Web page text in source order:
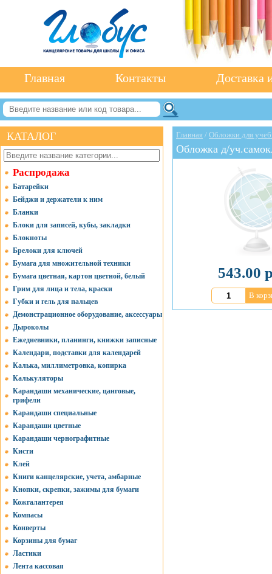
Главная Контакты Доставка
КАТАЛОГ
Распродажа
Батарейки
Бейджи и держатели к ним
Бланки
Блоки для записей, кубы, закладки
Блокноты
Брелоки для ключей
Бумага для множительной техники
Бумага цветная, картон цветной, белый
Грим для лица и тела, краски
Губки и гель для пальцев
Демонстрационное оборудование, аксессуары
Дыроколы
Ежедневники, планинги, книжки записные
Календари, подставки для календарей
Калька, миллиметровка, копирка
Калькуляторы
Карандаши механические, цанговые,
грифели
Карандаши специальные
Карандаши цветные
Карандаши чернографитные
Кисти
Клей
Книги канцелярские, учета, амбарные
Кнопки, скрепки, зажимы для бумаги
Кожгалантерея
Компасы
Конверты
Корзины для бумаг
Ластики
Лента кассовая
Главная / Обложки для
Обложка д/
543.00
В